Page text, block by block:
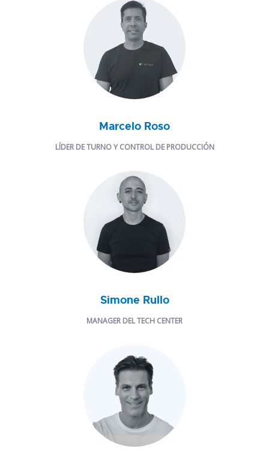
Marcelo Roso
LÍDER DE TURNO Y CONTROL DE PRODUCCIÓN
Simone Rullo
MANAGER DEL TECH CENTER